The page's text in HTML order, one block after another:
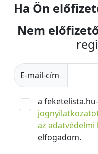
Ha Ön
Nem
E-mail-cím
a
az
elfogadom.